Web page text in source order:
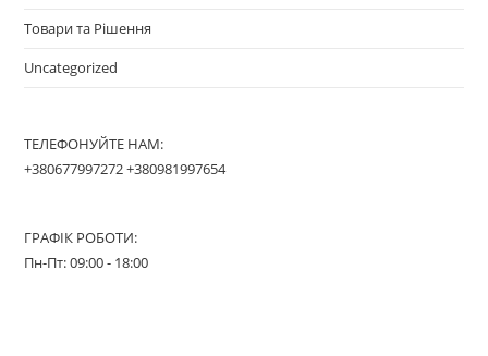
Товари та Рішення
Uncategorized
ТЕЛЕФОНУЙТЕ НАМ:
+380677997272 +380981997654
ГРАФІК РОБОТИ:
Пн-Пт: 09:00 - 18:00